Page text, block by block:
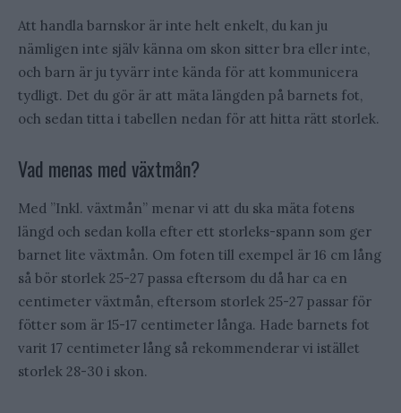
Att handla barnskor är inte helt enkelt, du kan ju
nämligen inte själv känna om skon sitter bra eller inte,
och barn är ju tyvärr inte kända för att kommunicera
tydligt. Det du gör är att mäta längden på barnets fot,
och sedan titta i tabellen nedan för att hitta rätt storlek.
Vad menas med växtmån?
Med ”Inkl. växtmån” menar vi att du ska mäta fotens
längd och sedan kolla efter ett storleks-spann som ger
barnet lite växtmån. Om foten till exempel är 16 cm lång
så bör storlek 25-27 passa eftersom du då har ca en
centimeter växtmån, eftersom storlek 25-27 passar för
fötter som är 15-17 centimeter långa. Hade barnets fot
varit 17 centimeter lång så rekommenderar vi istället
storlek 28-30 i skon.